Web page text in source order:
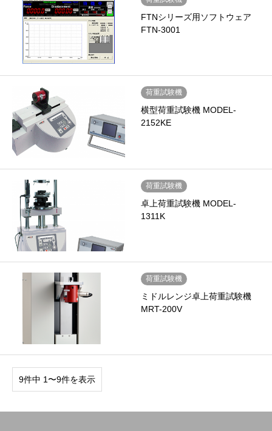
FTNシリーズ用ソフトウェア
FTN-3001
荷重試験機
横型荷重試験機 MODEL-
2152KE
荷重試験機
卓上荷重試験機 MODEL-
1311K
荷重試験機
ミドルレンジ卓上荷重試験機
MRT-200V
9件中 1〜9件を表示